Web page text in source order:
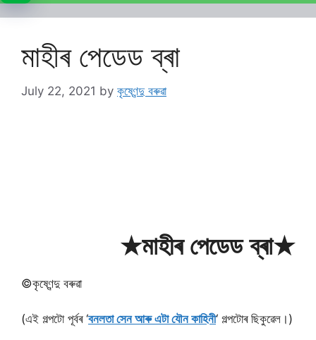
মাহীৰ পেডেড ব্ৰা
July 22, 2021 by কৃষ্ণেন্দু বৰুৱা
★মাহীৰ পেডেড ব্ৰা★
©কৃষ্ণেন্দু বৰুৱা
(এই গল্পটো পূৰ্বৰ ‘বনলতা সেন আৰু এটা যৌন কাহিনী‘ গল্পটোৰ ছিকুৱেল।)